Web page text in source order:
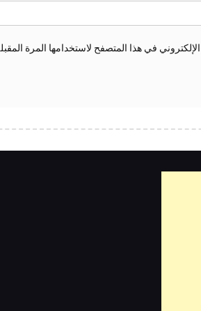
في هذا المتصفح لاستخدامها المرة